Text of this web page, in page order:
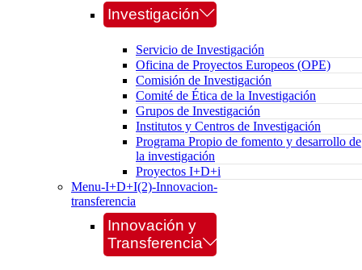
Investigación
Servicio de Investigación
Oficina de Proyectos Europeos (OPE)
Comisión de Investigación
Comité de Ética de la Investigación
Grupos de Investigación
Institutos y Centros de Investigación
Programa Propio de fomento y desarrollo de
la investigación
Proyectos I+D+i
Menu-I+D+I(2)-Innovacion-
transferencia
Innovación y
Transferencia